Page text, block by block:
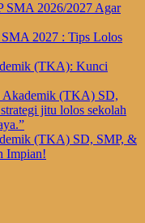
SMA 2026/2027 Agar
2027 : Tips Lolos
(TKA): Kunci
Akademik (TKA) SD,
jitu lolos sekolah
(TKA) SD, SMP, &
Impian!